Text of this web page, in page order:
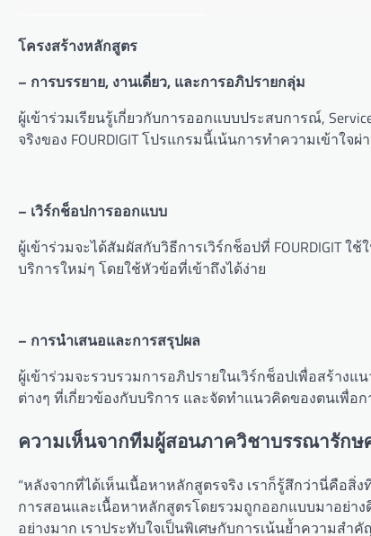
โครงสร้างหลักสูตร
– การบรรยาย, งานเดี่ยว, และการอภิปรายกลุ่ม
ผู้เข้าร่วมเรียนรู้เกี่ยวกับการออกแบบประสบการณ์,
จริงของ FOURDIGIT โปรแกรมนี้เน้นการทำความเข้าใ
– เวิร์กช็อปการออกแบบ
ผู้เข้าร่วมจะได้สัมผัสกับวิธีการเวิร์กช็อปที่ FOURDIGIT
บริการใหม่ๆ โดยใช้หัวข้อที่เข้าถึงได้ง่าย
– การนำเสนอและการสรุปผล
ผู้เข้าร่วมจะรวบรวมการอภิปรายในเวิร์กช็อปเพื่อสร้าง
ต่างๆ ที่เกี่ยวข้องกับบริการ และจัดทำแนวคิดของตนเพื่อ
ความเห็นจากทีมผู้สอนภาควิชาบรรณารักษ
“หลังจากที่ได้เห็นเนื้อหาหลักสูตรจริง เราก็รู้สึกว่านี่คือ
การสอนและเนื้อหาหลักสูตรโดยรวมถูกออกแบบมาอย่าง
อย่างมาก เราประทับใจเป็นพิเศษกับการเน้นย้ำความส